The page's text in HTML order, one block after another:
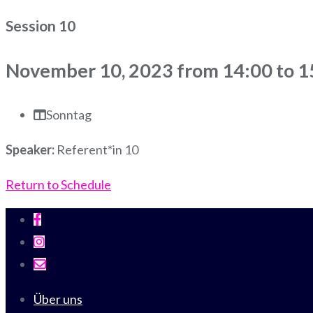
Session 10
November 10, 2023 from 14:00 to
Sonntag
Speaker: Referent*in 10
Return to Schedule
Über uns